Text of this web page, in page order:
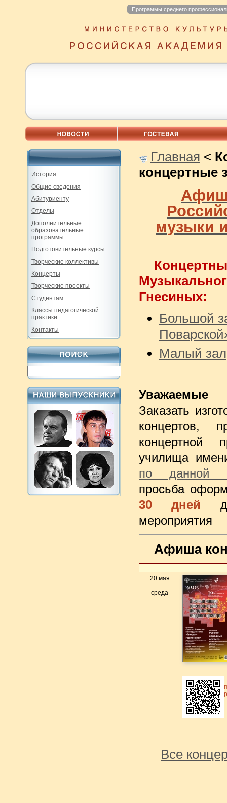
Программы среднего
История
Общие сведения
Абитуриенту
Отделы
Дополнительные
образовательные
программы
Подготовительные курсы
Творческие коллективы
Концерты
Творческие проекты
Студентам
Классы педагогической
практики
Контакты
Главная <
концертные
музыки
Гнесиных:
Большой
Малый зал
Заказать
концертов,
концертной
училища
по данной
просьба
30 дней
мероприятия
Афиша
20 мая
среда
Все